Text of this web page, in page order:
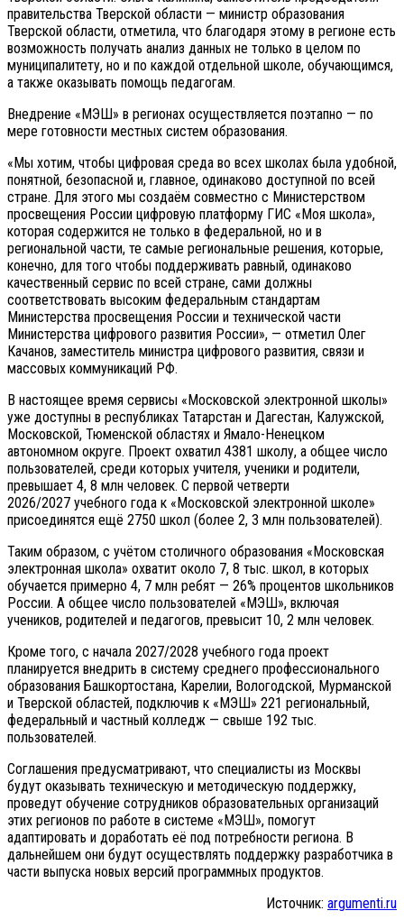
правительства Тверской области — министр образования
Тверской области, отметила, что благодаря этому в регионе есть
возможность получать анализ данных не только в целом по
муниципалитету, но и по каждой отдельной школе, обучающимся,
а также оказывать помощь педагогам.
Внедрение «МЭШ» в регионах осуществляется поэтапно — по
мере готовности местных систем образования.
«Мы хотим, чтобы цифровая среда во всех школах была удобной,
понятной, безопасной и, главное, одинаково доступной по всей
стране. Для этого мы создаём совместно с Министерством
просвещения России цифровую платформу ГИС «Моя школа»,
которая содержится не только в федеральной, но и в
региональной части, те самые региональные решения, которые,
конечно, для того чтобы поддерживать равный, одинаково
качественный сервис по всей стране, сами должны
соответствовать высоким федеральным стандартам
Министерства просвещения России и технической части
Министерства цифрового развития России», — отметил Олег
Качанов, заместитель министра цифрового развития, связи и
массовых коммуникаций РФ.
В настоящее время сервисы «Московской электронной школы»
уже доступны в республиках Татарстан и Дагестан, Калужской,
Московской, Тюменской областях и Ямало-Ненецком
автономном округе. Проект охватил 4381 школу, а общее число
пользователей, среди которых учителя, ученики и родители,
превышает 4, 8 млн человек. С первой четверти
2026/2027 учебного года к «Московской электронной школе»
присоединятся ещё 2750 школ (более 2, 3 млн пользователей).
Таким образом, с учётом столичного образования «Московская
электронная школа» охватит около 7, 8 тыс. школ, в которых
обучается примерно 4, 7 млн ребят — 26% процентов школьников
России. А общее число пользователей «МЭШ», включая
учеников, родителей и педагогов, превысит 10, 2 млн человек.
Кроме того, с начала 2027/2028 учебного года проект
планируется внедрить в систему среднего профессионального
образования Башкортостана, Карелии, Вологодской, Мурманской
и Тверской областей, подключив к «МЭШ» 221 региональный,
федеральный и частный колледж — свыше 192 тыс.
пользователей.
Соглашения предусматривают, что специалисты из Москвы
будут оказывать техническую и методическую поддержку,
проведут обучение сотрудников образовательных организаций
этих регионов по работе в системе «МЭШ», помогут
адаптировать и доработать её под потребности региона. В
дальнейшем они будут осуществлять поддержку разработчика в
части выпуска новых версий программных продуктов.
Источник: argumenti.ru